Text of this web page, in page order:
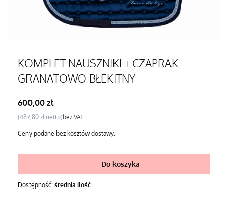
KOMPLET NAUSZNIKI + CZAPRAK
GRANATOWO BŁEKITNY
Cena
600,00 zł
Cena
487,80 zł bez VAT
Ceny podane bez kosztów dostawy.
Do koszyka
Dostępność: średnia ilość